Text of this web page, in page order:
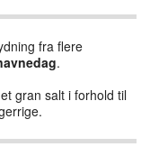
fra flere
.
gran salt i forhold til